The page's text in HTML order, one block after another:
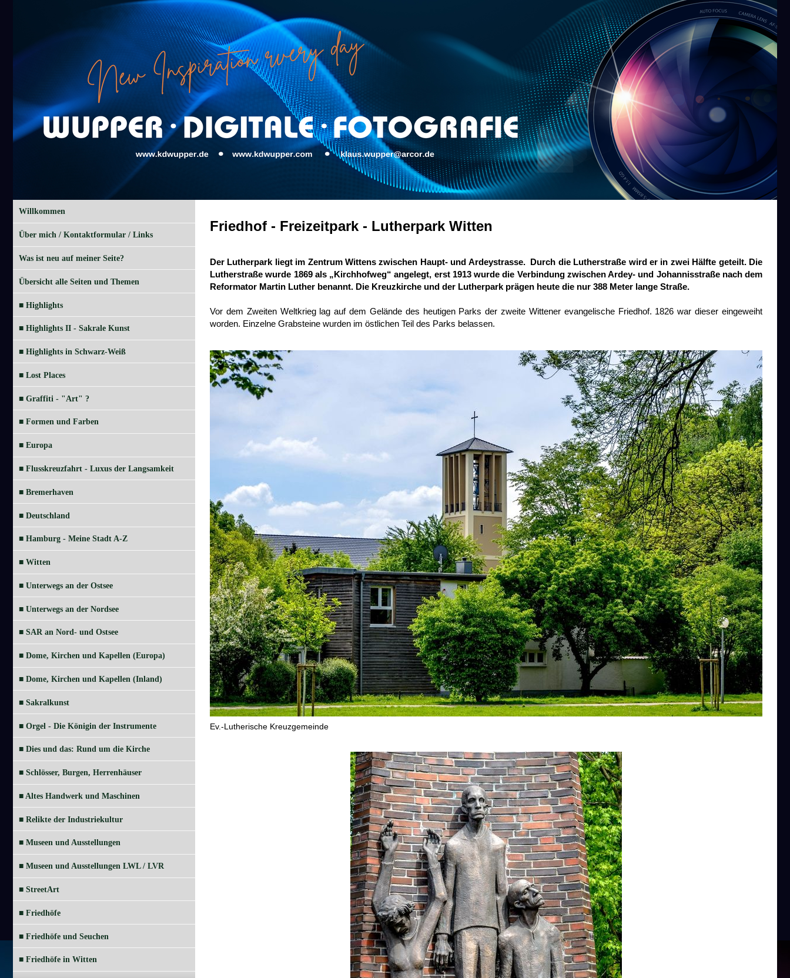
Willkommen
Über mich / Kontaktformular / Links
Was ist neu auf meiner Seite?
Übersicht alle Seiten und Themen
■ Highlights
■ Highlights II - Sakrale Kunst
■ Highlights in Schwarz-Weiß
■ Lost Places
■ Graffiti - "Art" ?
■ Formen und Farben
■ Europa
■ Flusskreuzfahrt - Luxus der Langsamkeit
■ Bremerhaven
■ Deutschland
■ Hamburg - Meine Stadt A-Z
■ Witten
■ Unterwegs an der Ostsee
■ Unterwegs an der Nordsee
■ SAR an Nord- und Ostsee
■ Dome, Kirchen und Kapellen (Europa)
■ Dome, Kirchen und Kapellen (Inland)
■ Sakralkunst
■ Orgel - Die Königin der Instrumente
■ Dies und das: Rund um die Kirche
■ Schlösser, Burgen, Herrenhäuser
■ Altes Handwerk und Maschinen
■ Relikte der Industriekultur
■ Museen und Ausstellungen
■ Museen und Ausstellungen LWL / LVR
■ StreetArt
■ Friedhöfe
■ Friedhöfe und Seuchen
■ Friedhöfe in Witten
Friedhof - Freizeitpark - Lutherpark Witten
Der Lutherpark liegt im Zentrum Wittens zwischen Haupt- und Ardeystrasse. Durch die Lutherstraße wird er in zwei Hälfte geteilt. Die
Lutherstraße wurde 1869 als „Kirchhofweg“ angelegt, erst 1913 wurde die Verbindung zwischen Ardey- und Johannisstraße nach dem
Reformator Martin Luther benannt. Die Kreuzkirche und der Lutherpark prägen heute die nur 388 Meter lange Straße.
Vor dem Zweiten Weltkrieg lag auf dem Gelände des heutigen Parks der zweite Wittener evangelische Friedhof. 1826 war dieser eingeweiht
worden. Einzelne Grabsteine wurden im östlichen Teil des Parks belassen.
Ev.-Lutherische Kreuzgemeinde